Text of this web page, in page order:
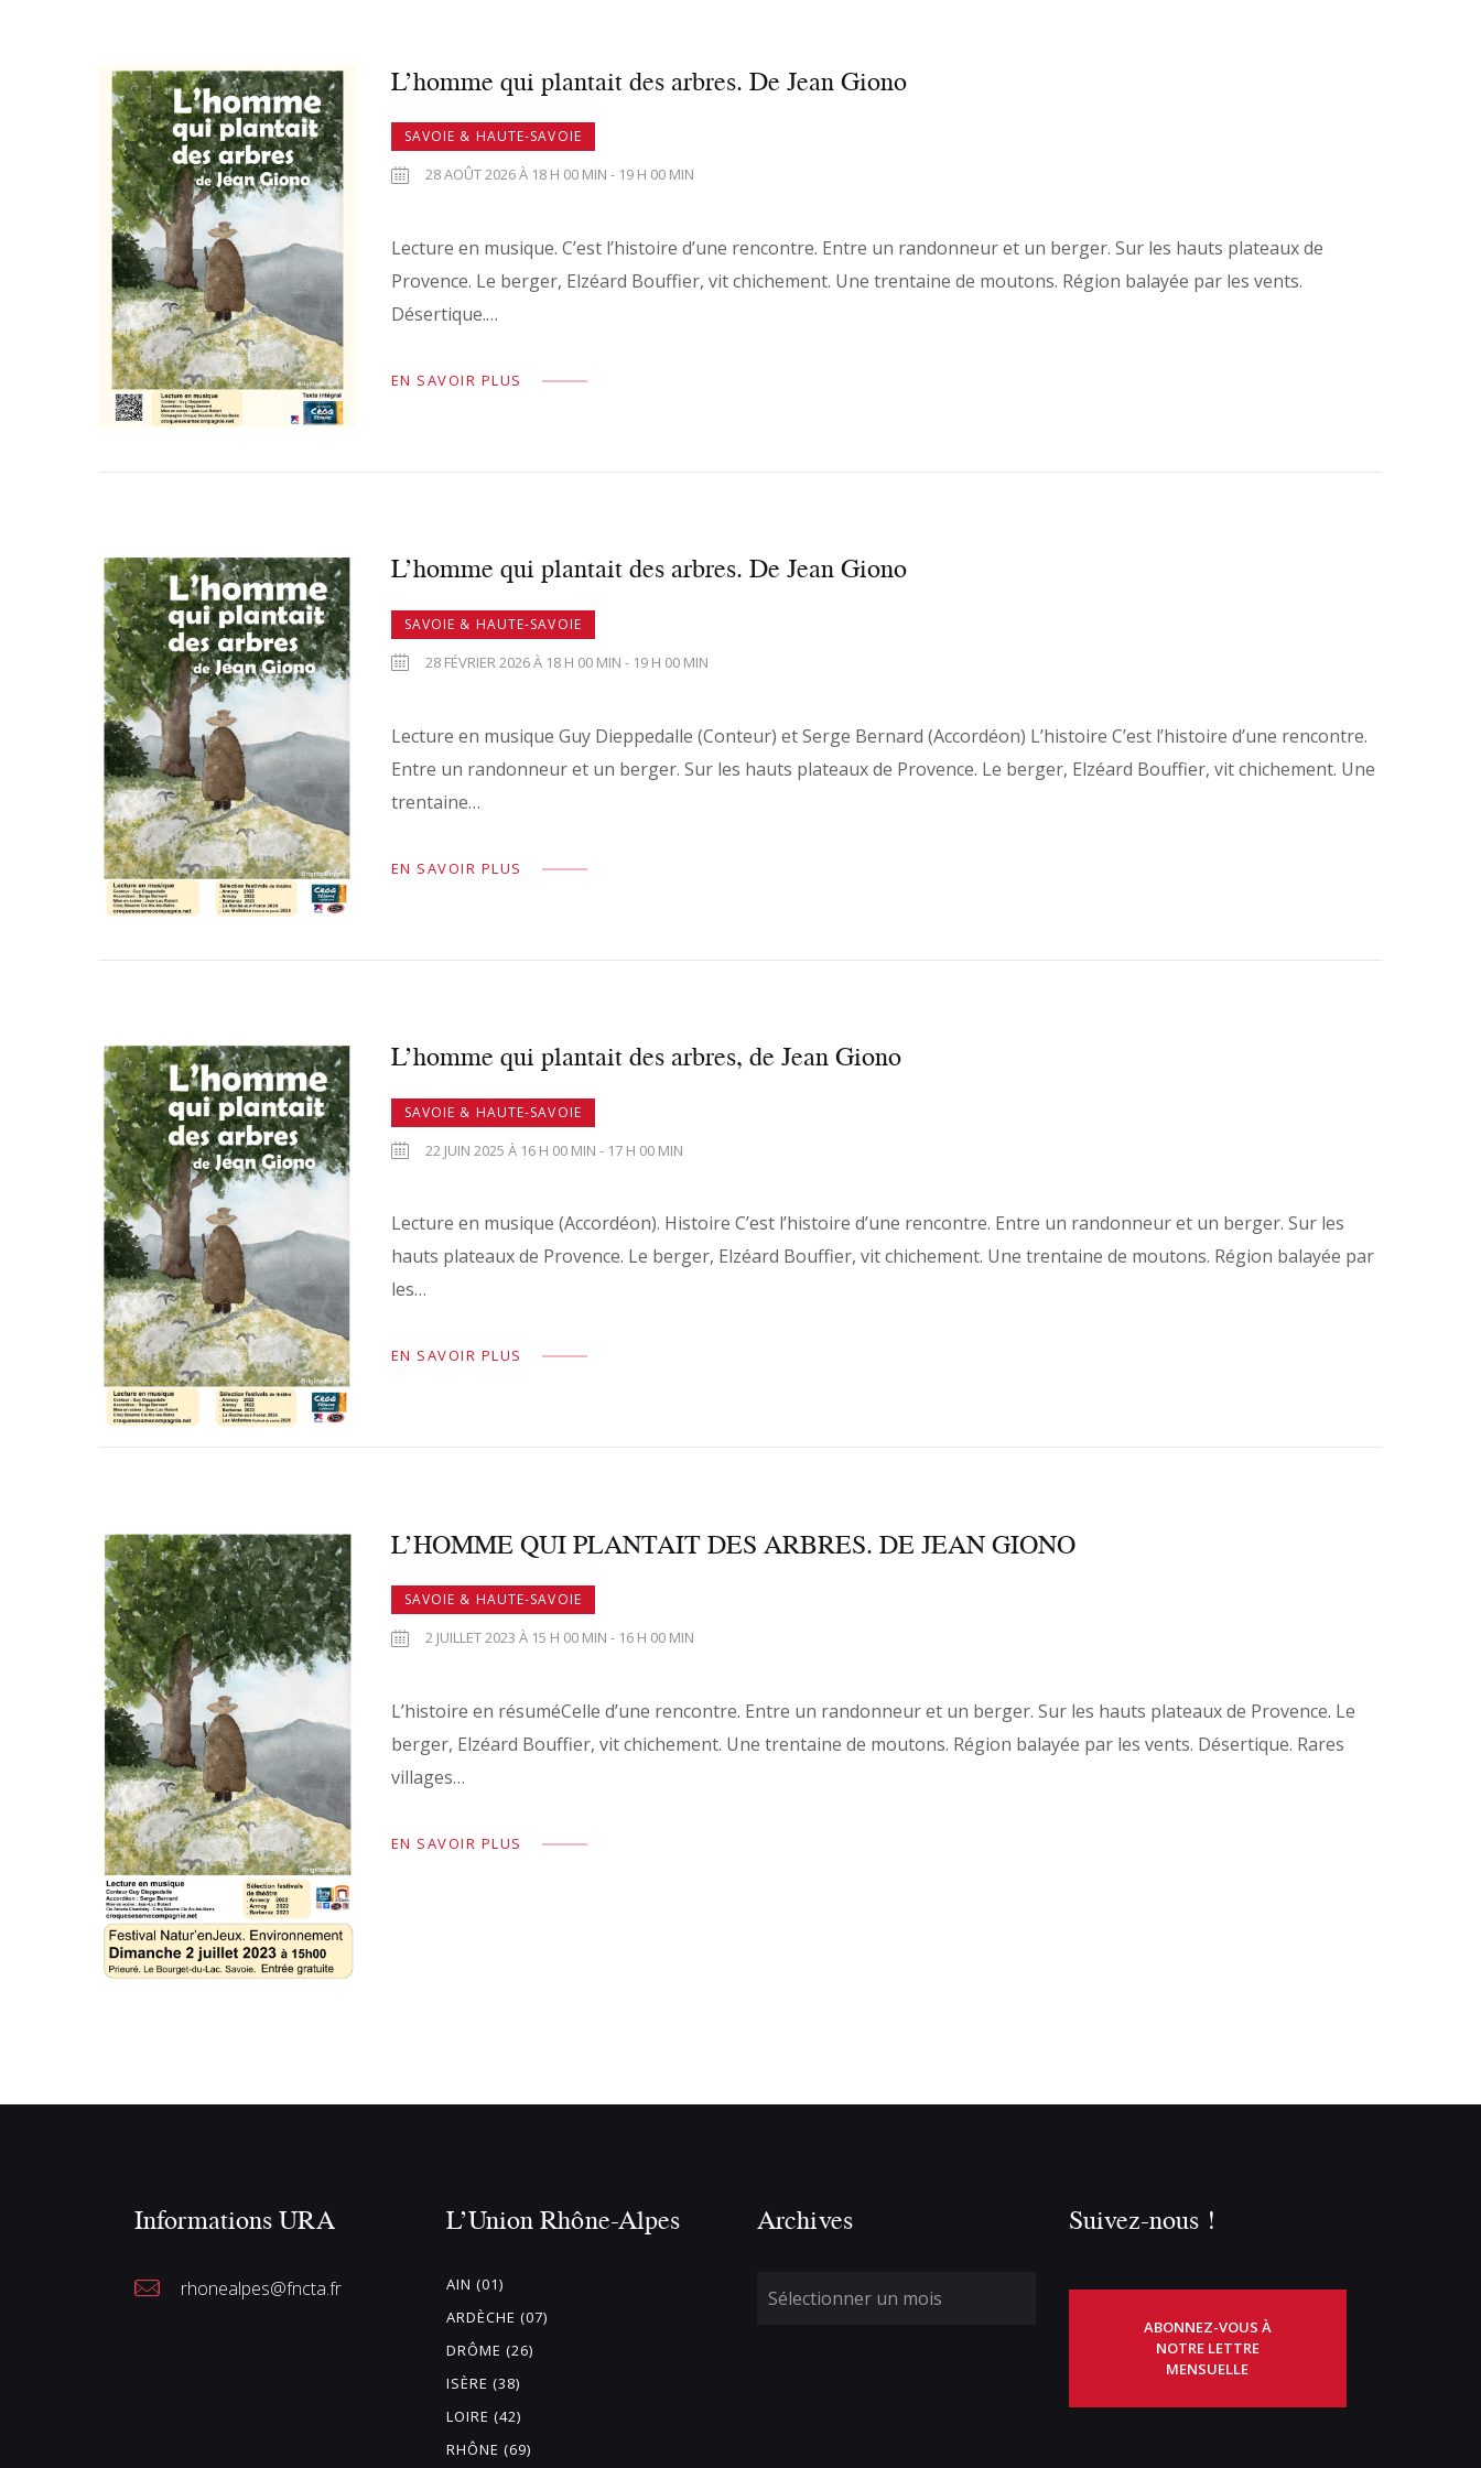
L’homme qui plantait des arbres. De Jean Giono
SAVOIE & HAUTE-SAVOIE
28 AOÛT 2026 À 18 H 00 MIN - 19 H 00 MIN
Lecture en musique. C’est l’histoire d’une rencontre. Entre un randonneur et un berger. Sur les hauts plateaux de
Provence. Le berger, Elzéard Bouffier, vit chichement. Une trentaine de moutons. Région balayée par les vents.
Désertique.…
EN SAVOIR PLUS
L’homme qui plantait des arbres. De Jean Giono
SAVOIE & HAUTE-SAVOIE
28 FÉVRIER 2026 À 18 H 00 MIN - 19 H 00 MIN
Lecture en musique Guy Dieppedalle (Conteur) et Serge Bernard (Accordéon) L’histoire C’est l’histoire d’une rencontre.
Entre un randonneur et un berger. Sur les hauts plateaux de Provence. Le berger, Elzéard Bouffier, vit chichement. Une
trentaine…
EN SAVOIR PLUS
L’homme qui plantait des arbres, de Jean Giono
SAVOIE & HAUTE-SAVOIE
22 JUIN 2025 À 16 H 00 MIN - 17 H 00 MIN
Lecture en musique (Accordéon). Histoire C’est l’histoire d’une rencontre. Entre un randonneur et un berger. Sur les
hauts plateaux de Provence. Le berger, Elzéard Bouffier, vit chichement. Une trentaine de moutons. Région balayée par
les…
EN SAVOIR PLUS
L’HOMME QUI PLANTAIT DES ARBRES. DE JEAN GIONO
SAVOIE & HAUTE-SAVOIE
2 JUILLET 2023 À 15 H 00 MIN - 16 H 00 MIN
L’histoire en résuméCelle d’une rencontre. Entre un randonneur et un berger. Sur les hauts plateaux de Provence. Le
berger, Elzéard Bouffier, vit chichement. Une trentaine de moutons. Région balayée par les vents. Désertique. Rares
villages…
EN SAVOIR PLUS
Informations URA
rhonealpes@fncta.fr
L’Union Rhône-Alpes
AIN (01)
ARDÈCHE (07)
DRÔME (26)
ISÈRE (38)
LOIRE (42)
RHÔNE (69)
Archives Suivez-nous !
ABONNEZ-VOUS À
NOTRE LETTRE
MENSUELLE